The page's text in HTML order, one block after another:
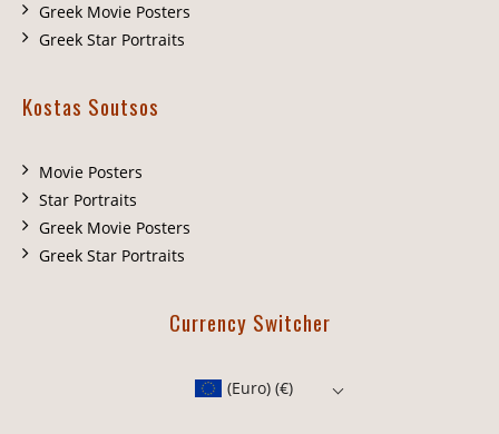
Greek Movie Posters
Greek Star Portraits
Kostas Soutsos
Movie Posters
Star Portraits
Greek Movie Posters
Greek Star Portraits
Currency Switcher
(Euro) (€)